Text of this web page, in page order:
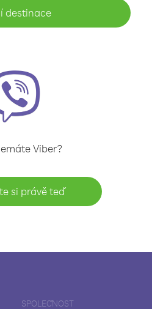
destinace
Viber?
si právě teď
SPOLEČNOST